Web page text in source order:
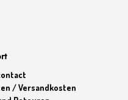
/ Versandkosten